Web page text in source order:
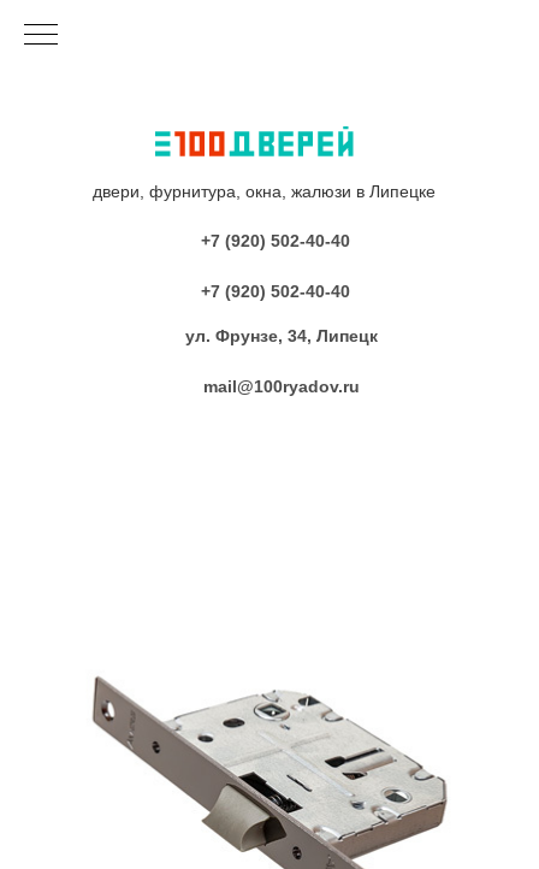
двери, фурнитура, окна, жалюзи в Липецке
+7 (920) 502-40-40
+7 (920) 502-40-40
ул. Фрунзе, 34, Липецк
mail@100ryadov.ru